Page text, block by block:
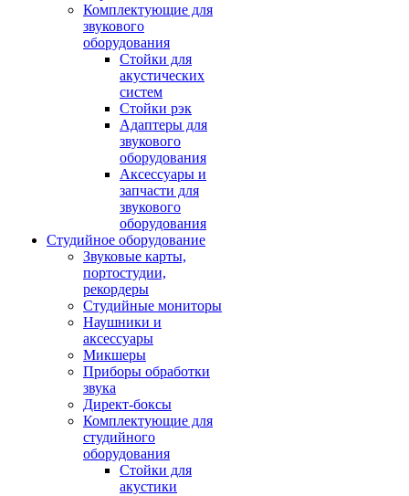
Комплектующие для
звукового
оборудования
Стойки для
акустических
систем
Стойки рэк
Адаптеры для
звукового
оборудования
Аксессуары и
запчасти для
звукового
оборудования
Студийное оборудование
Звуковые карты,
портостудии,
рекордеры
Студийные мониторы
Наушники и
аксессуары
Микшеры
Приборы обработки
звука
Директ-боксы
Комплектующие для
студийного
оборудования
Стойки для
акустики